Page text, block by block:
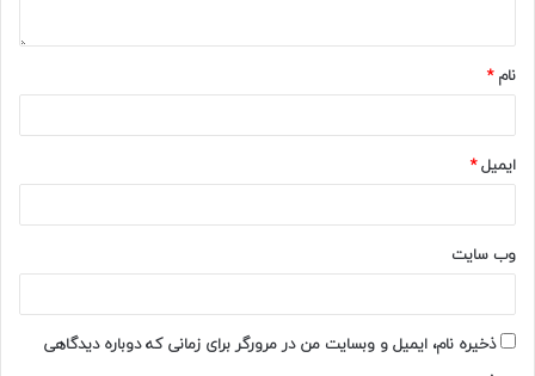
نام*
ایمیل*
وب‌ سایت
ذخیره نام، ایمیل و وبسایت من در مرورگر برای زمانی که دوباره دیدگاهی